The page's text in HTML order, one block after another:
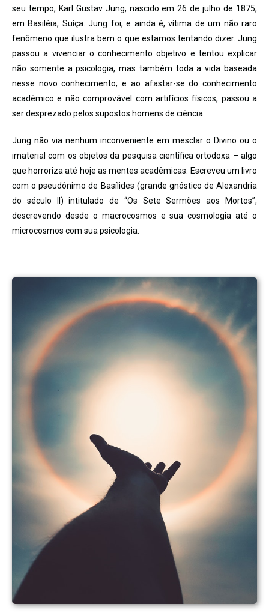
seu tempo, Karl Gustav Jung, nascido em 26 de julho de 1875,
em Basiléia, Suíça. Jung foi, e ainda é, vítima de um não raro
fenômeno que ilustra bem o que estamos tentando dizer. Jung
passou a vivenciar o conhecimento objetivo e tentou explicar
não somente a psicologia, mas também toda a vida baseada
nesse novo conhecimento; e ao afastar-se do conhecimento
acadêmico e não comprovável com artifícios físicos, passou a
ser desprezado pelos supostos homens de ciência.
Jung não via nenhum inconveniente em mesclar o Divino ou o
imaterial com os objetos da pesquisa científica ortodoxa – algo
que horroriza até hoje as mentes acadêmicas. Escreveu um livro
com o pseudônimo de Basílides (grande gnóstico de Alexandria
do século II) intitulado de “Os Sete Sermões aos Mortos”,
descrevendo desde o macrocosmos e sua cosmologia até o
microcosmos com sua psicologia.